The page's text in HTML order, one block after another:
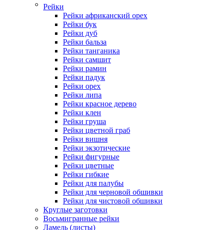
Рейки
Рейки африканский орех
Рейки бук
Рейки дуб
Рейки бальза
Рейки танганика
Рейки самшит
Рейки рамин
Рейки падук
Рейки орех
Рейки липа
Рейки красное дерево
Рейки клен
Рейки груша
Рейки цветной граб
Рейки вишня
Рейки экзотические
Рейки фигурные
Рейки цветные
Рейки гибкие
Рейки для палубы
Рейки для черновой обшивки
Рейки для чистовой обшивки
Круглые заготовки
Восьмигранные рейки
Ламель (листы)